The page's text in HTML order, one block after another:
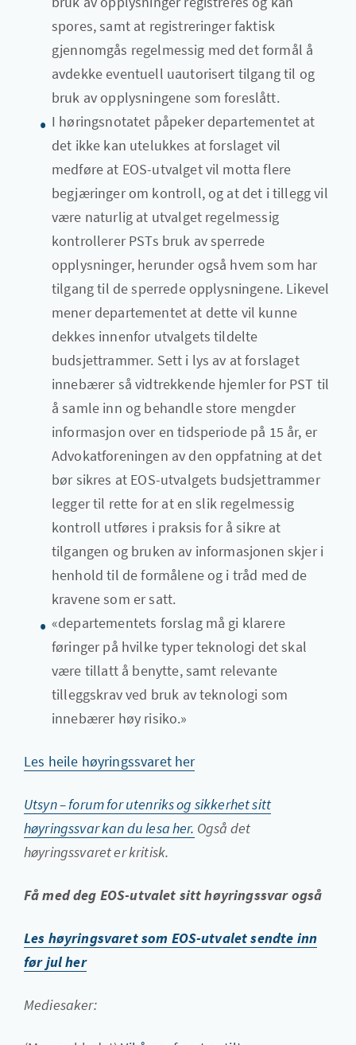
spores, samt at registreringer faktisk
gjennomgås regelmessig med det formål å
avdekke eventuell uautorisert tilgang til og
bruk av opplysningene som foreslått.
I høringsnotatet påpeker departementet at
det ikke kan utelukkes at forslaget vil
medføre at EOS-utvalget vil motta flere
begjæringer om kontroll, og at det i tillegg vil
være naturlig at utvalget regelmessig
kontrollerer PSTs bruk av sperrede
opplysninger, herunder også hvem som har
tilgang til de sperrede opplysningene. Likevel
mener departementet at dette vil kunne
dekkes innenfor utvalgets tildelte
budsjettrammer. Sett i lys av at forslaget
innebærer så vidtrekkende hjemler for PST til
å samle inn og behandle store mengder
informasjon over en tidsperiode på 15 år, er
Advokatforeningen av den oppfatning at det
bør sikres at EOS-utvalgets budsjettrammer
legger til rette for at en slik regelmessig
kontroll utføres i praksis for å sikre at
tilgangen og bruken av informasjonen skjer i
henhold til de formålene og i tråd med de
kravene som er satt.
«departementets forslag må gi klarere
føringer på hvilke typer teknologi det skal
være tillatt å benytte, samt relevante
tilleggskrav ved bruk av teknologi som
innebærer høy risiko.»
Les heile høyringssvaret her
Utsyn – forum for utenriks og sikkerhet sitt
høyringssvar kan du lesa her. Også det
høyringssvaret er kritisk.
Få med deg EOS-utvalet sitt høyringssvar også
Les høyringsvaret som EOS-utvalet sendte inn
før jul her
Mediesaker: